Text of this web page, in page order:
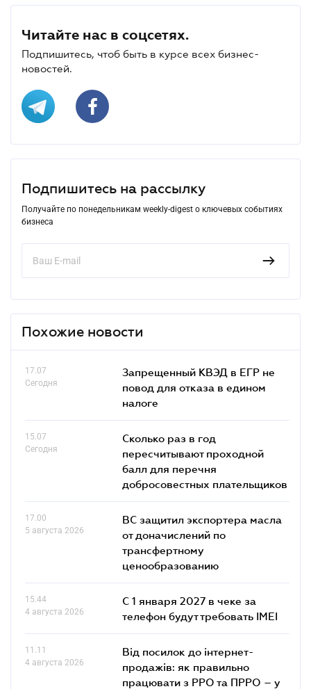
Читайте нас в соцсетях.
Подпишитесь, чтоб быть в курсе всех бизнес-
новостей.
Подпишитесь на рассылку
Получайте по понедельникам weekly-digest о ключевых событиях
бизнеса
Похожие новости
17.07
Сегодня
Запрещенный КВЭД в ЕГР не
повод для отказа в едином
налоге
15.07
Сегодня
Сколько раз в год
пересчитывают проходной
балл для перечня
добросовестных плательщиков
17.00
5 августа 2026
ВС защитил экспортера масла
от доначислений по
трансфертному
ценообразованию
15.44
4 августа 2026
С 1 января 2027 в чеке за
телефон будут требовать IMEI
11.11
4 августа 2026
Від посилок до інтернет-
продажів: як правильно
працювати з РРО та ПРРО – у